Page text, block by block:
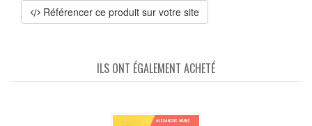
Référencer ce produit sur votre site
ILS ONT ÉGALEMENT ACHETÉ